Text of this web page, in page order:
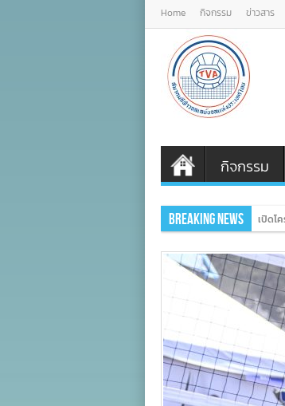
Home กิจกรรม ข่าวสาร
กิจกรรม
Breaking News เปิดโ